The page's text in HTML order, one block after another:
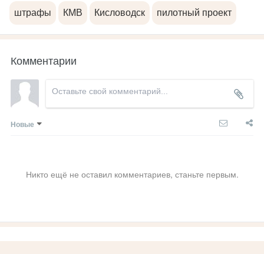
штрафы КМВ Кисловодск пилотный проект
Комментарии
Новые
Никто ещё не оставил комментариев, станьте первым.